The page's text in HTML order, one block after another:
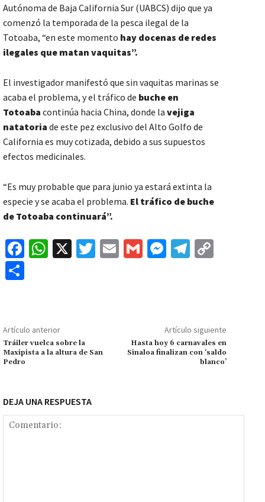
Autónoma de Baja California Sur (UABCS) dijo que ya
comenzó la temporada de la pesca ilegal de la
Totoaba, “en este momento hay docenas de redes
ilegales que matan vaquitas”.
El investigador manifestó que sin vaquitas marinas se
acaba el problema, y el tráfico de buche en
Totoaba continúa hacia China, donde la vejiga
natatoria de este pez exclusivo del Alto Golfo de
California es muy cotizada, debido a sus supuestos
efectos medicinales.
“Es muy probable que para junio ya estará extinta la
especie y se acaba el problema. El tráfico de buche
de Totoaba continuará”.
Fa
o
k
W
p
p
X
T
E
G
M
ge
r
Te
m Li
n
k
p
ar
tir
Artículo anterior
Tráiler vuelca sobre la
Maxipista a la altura de San
Pedro
Artículo siguiente
Hasta hoy 6 carnavales en
Sinaloa finalizan con ‘saldo
blanco’
DEJA UNA RESPUESTA